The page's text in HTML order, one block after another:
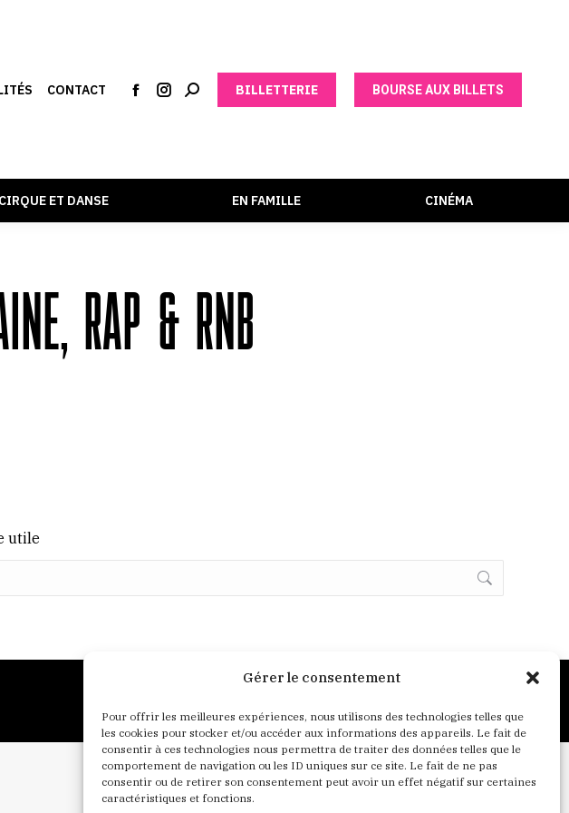
Gérer le consentement
Pour offrir les meilleures expériences, nous utilisons des technologies telles que
les cookies pour stocker et/ou accéder aux informations des appareils. Le fait de
consentir à ces technologies nous permettra de traiter des données telles que le
comportement de navigation ou les ID uniques sur ce site. Le fait de ne pas
consentir ou de retirer son consentement peut avoir un effet négatif sur certaines
caractéristiques et fonctions.
CONTACT BILLETTERIE BOURSE AUX BILLETS
CIRQUE ET DANSE EN FAMILLE CINÉMA
RAP & RNB
utile